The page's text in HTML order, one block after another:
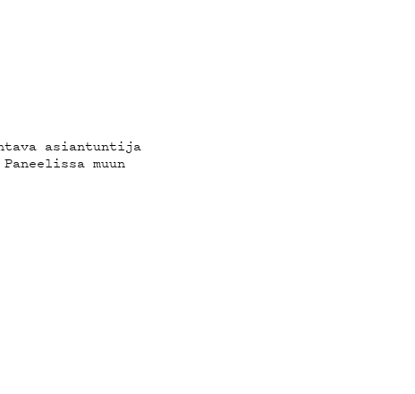
asiantuntija
muun